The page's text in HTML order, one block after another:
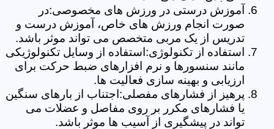
آموزش درستی در ورزش های مخصوصی:در
صورت انجام ورزش های خاص، آموزش درست و
تدریس از یک مربی متخصص می تواند موثر باشد.
استفاده از تکنولوژی:استفاده از وسایل تکنولوژیکی
مانند سنسورها و نرم افزارهای ضبط حرکت برای
ارزیابی و بهینه سازی فعالیت ها.
پرهیز از فشارهای مفصلی:اجتناب از بارهای سنگین
یا فشارهای مکرر بر روی مفاصل و عضلات می
تواند در پیشگیری از آسیب ها موثر باشد.